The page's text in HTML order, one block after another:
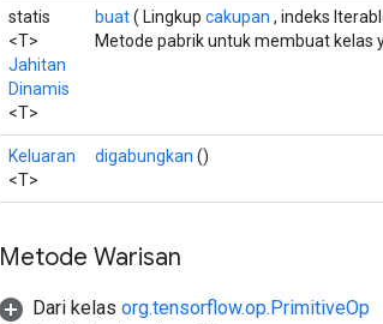
statis
<T>
Jahitan
Dinamis
<T>
buat( Lingkup cakupan , indeks
Metode pabrik untuk membuat kelas
Keluaran
<T>
digabungkan ()
Metode Warisan
Dari kelas org.tensorflow.op.PrimitiveOp